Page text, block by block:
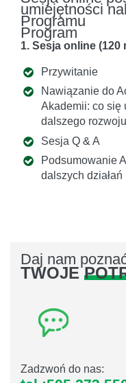
umiejętności
Programu
Program
1. Sesja online (120
Przywitanie
Nawiązanie do
Akademii: co się
dalszego
Sesja Q & A
Podsumowanie
dalszych działań
Daj nam
TWOJE
Zadzwoń do nas: